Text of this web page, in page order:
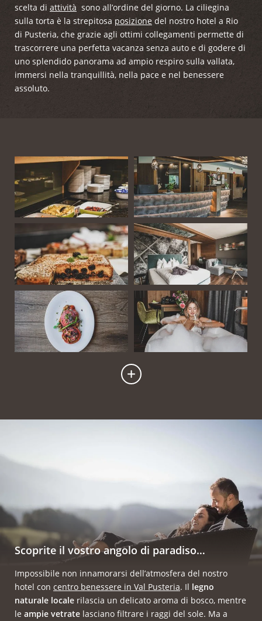
scelta di attività sono all’ordine del giorno. La ciliegina
sulla torta è la strepitosa posizione del nostro hotel a Rio
di Pusteria, che grazie agli ottimi collegamenti permette di
trascorrere una perfetta vacanza senza auto e di godere di
uno splendido panorama ad ampio respiro sulla vallata,
immersi nella tranquillità, nella pace e nel benessere
assoluto.
Scoprite il vostro angolo di paradiso…
Impossibile non innamorarsi dell’atmosfera del nostro
hotel con centro benessere in Val Pusteria. Il legno
naturale locale rilascia un delicato aroma di bosco, mentre
le ampie vetrate lasciano filtrare i raggi del sole. Ma a